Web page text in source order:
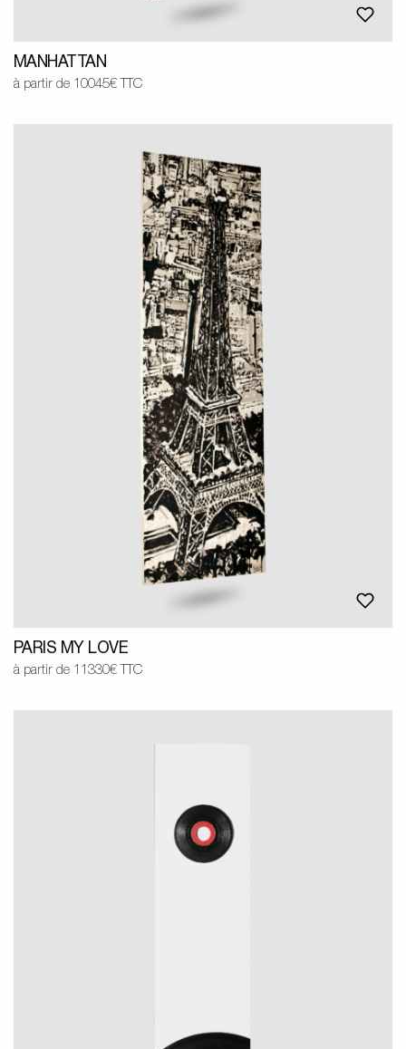
MANHATTAN
à partir de 10045€ TTC
PARIS MY LOVE
à partir de 11330€ TTC